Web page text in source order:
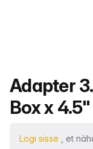
Toote
Adapter
Box x
Logi sisse , et